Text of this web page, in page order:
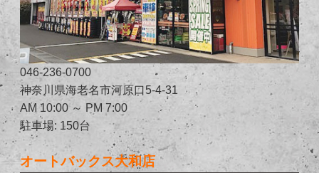
046-236-0700
神奈川県海老名市河原口5-4-31
AM 10:00 ～ PM 7:00
駐車場: 150台
オートバックス大和店